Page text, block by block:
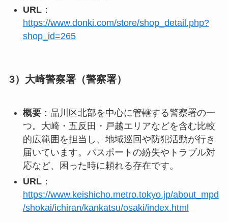
URL：
https://www.donki.com/store/shop_detail.php?
shop_id=265
3）大崎警察署（警察署）
概要：品川区北部を中心に管轄する警察署の一
つ。大崎・五反田・戸越エリアなどを含む比較
的広範囲を担当し、地域巡回や防犯活動が行き
届いています。パスポートの紛失やトラブル対
応など、困った時に頼れる存在です。
URL：
https://www.keishicho.metro.tokyo.jp/about_mpd
/shokai/ichiran/kankatsu/osaki/index.html